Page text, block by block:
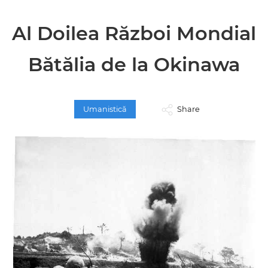
Al Doilea Război Mondial
Bătălia de la Okinawa
Umanistică Share